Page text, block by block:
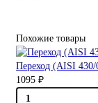
Похожие товары
Переход (AISI
1095 ₽